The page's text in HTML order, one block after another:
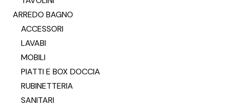
ARREDO BAGNO
ACCESSORI
LAVABI
MOBILI
PIATTI E BOX DOCCIA
RUBINETTERIA
SANITARI